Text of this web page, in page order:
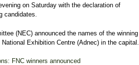
on Saturday with the declaration of
candidates.
(NEC) announced the names of the winning
Exhibition Centre (Adnec) in the capital.
FNC winners announced